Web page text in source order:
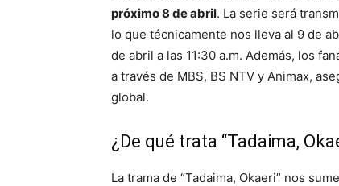
próximo 8 de abril. La serie será
lo que técnicamente nos lleva al 9 de
de abril a las 11:30 a.m. Además, los
a través de MBS, BS NTV y Animax,
global.
¿De qué trata “Tadaima,
La trama de “Tadaima, Okaeri” nos